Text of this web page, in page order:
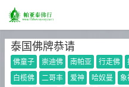
泰国佛牌恭请
佛童子 崇迪佛 南帕亚 行走佛
白榄佛
二哥丰 爱神 哈奴曼 象